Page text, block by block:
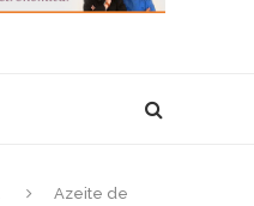
Azeite de